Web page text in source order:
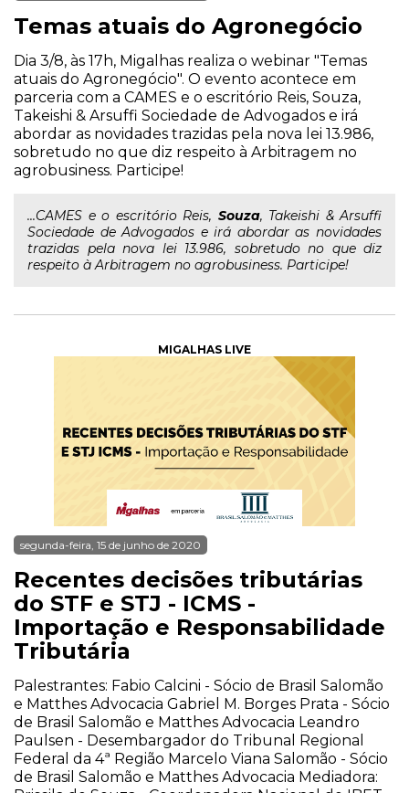
Temas atuais do Agronegócio
Dia 3/8, às 17h, Migalhas realiza o webinar "Temas
atuais do Agronegócio". O evento acontece em
parceria com a CAMES e o escritório Reis, Souza,
Takeishi & Arsuffi Sociedade de Advogados e irá
abordar as novidades trazidas pela nova lei 13.986,
sobretudo no que diz respeito à Arbitragem no
agrobusiness. Participe!
...CAMES e o escritório Reis, Souza, Takeishi & Arsuffi
Sociedade de Advogados e irá abordar as novidades
trazidas pela nova lei 13.986, sobretudo no que diz
respeito à Arbitragem no agrobusiness. Participe!
MIGALHAS LIVE
segunda-feira, 15 de junho de 2020
Recentes decisões tributárias
do STF e STJ - ICMS -
Importação e Responsabilidade
Tributária
Palestrantes: Fabio Calcini - Sócio de Brasil Salomão
e Matthes Advocacia Gabriel M. Borges Prata - Sócio
de Brasil Salomão e Matthes Advocacia Leandro
Paulsen - Desembargador do Tribunal Regional
Federal da 4ª Região Marcelo Viana Salomão - Sócio
de Brasil Salomão e Matthes Advocacia Mediadora: